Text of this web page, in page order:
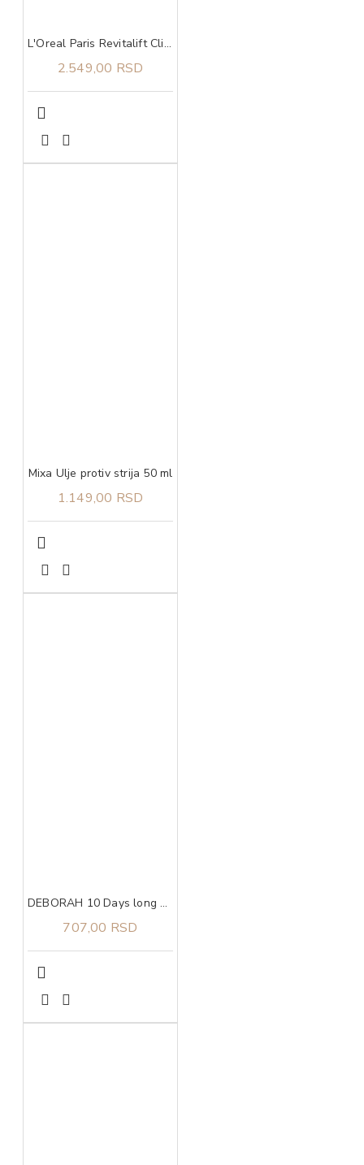
L'Oreal Paris Revitalift Clinical lagani dnevni fluid sa UV zaštitom i vitaminom C 50 ml
2.549,00 RSD
Mixa Ulje protiv strija 50 ml​
1.149,00 RSD
DEBORAH 10 Days long baza za nokte
707,00 RSD